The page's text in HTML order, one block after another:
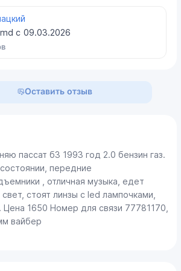
с 09.03.2026
Оставить отзыв
пассат б3 1993 год 2.0 бензин газ.
передние
, отличная музыка, едет
стоят линзы с led лампочками,
Цена 1650 Номер для связи 77781170,
вайбер